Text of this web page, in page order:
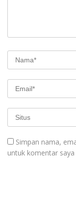
Simpan nama,
untuk komentar saya